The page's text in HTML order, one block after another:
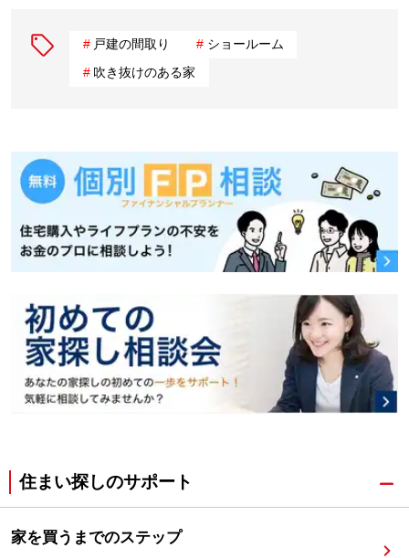
戸建の間取り
ショールーム
吹き抜けのある家
住まい探しのサポート
家を買うまでのステップ